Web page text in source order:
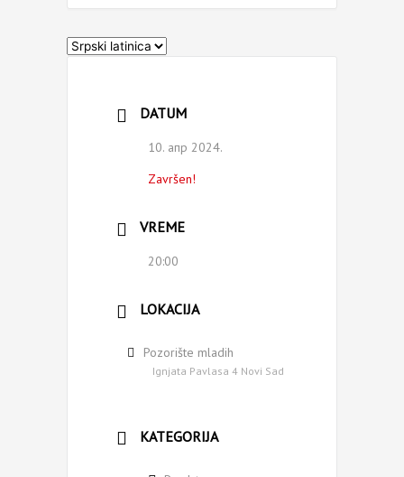
Izaberite
DATUM
10. апр 2024.
Završen!
VREME
20:00
LOKACIJA
Pozorište mladih
Ignjata Pavlasa 4 Novi Sad
KATEGORIJA